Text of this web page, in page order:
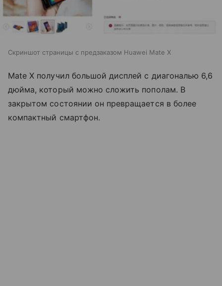
Скриншот страницы с предзаказом Huawei Mate X
Mate X получил большой дисплей с диагональю 6,6
дюйма, который можно сложить пополам. В
закрытом состоянии он превращается в более
компактный смартфон.